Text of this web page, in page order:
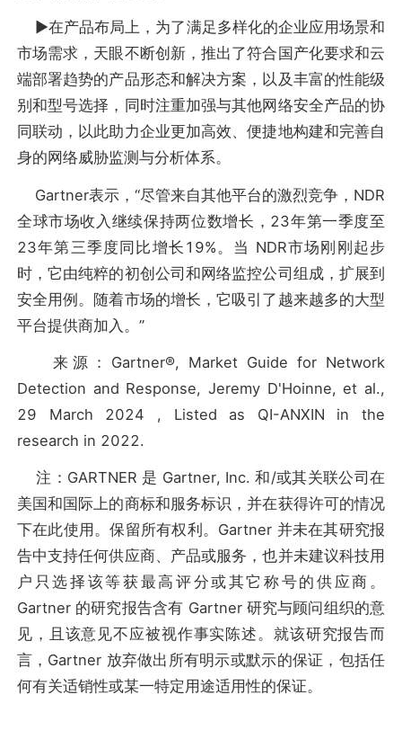
▶︎在产品布局上，为了满足多样化的企业应用场景和
市场需求，天眼不断创新，推出了符合国产化要求和云
端部署趋势的产品形态和解决方案，以及丰富的性能级
别和型号选择，同时注重加强与其他网络安全产品的协
同联动，以此助力企业更加高效、便捷地构建和完善自
身的网络威胁监测与分析体系。
Gartner表示，“尽管来自其他平台的激烈竞争，NDR
全球市场收入继续保持两位数增长，23年第一季度至
23年第三季度同比增长19%。当 NDR市场刚刚起步
时，它由纯粹的初创公司和网络监控公司组成，扩展到
安全用例。随着市场的增长，它吸引了越来越多的大型
平台提供商加入。”
来源：Gartner®, Market Guide for Network
Detection and Response, Jeremy D'Hoinne, et al.,
29 March 2024 , Listed as QI-ANXIN in the
research in 2022.
注：GARTNER 是 Gartner, Inc. 和/或其关联公司在
美国和国际上的商标和服务标识，并在获得许可的情况
下在此使用。保留所有权利。Gartner 并未在其研究报
告中支持任何供应商、产品或服务，也并未建议科技用
户只选择该等获最高评分或其它称号的供应商。
Gartner 的研究报告含有 Gartner 研究与顾问组织的意
见，且该意见不应被视作事实陈述。就该研究报告而
言，Gartner 放弃做出所有明示或默示的保证，包括任
何有关适销性或某一特定用途适用性的保证。